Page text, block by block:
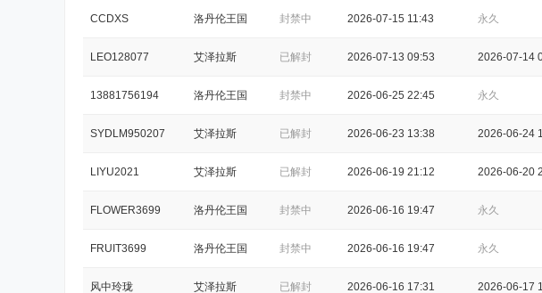
CCDXS 洛丹伦王国 封禁中 2026-07-15 11:43 永久
LEO128077 艾泽拉斯 已解封 2026-07-13 09:53 2026-07-14
13881756194 洛丹伦王国 封禁中 2026-06-25 22:45 永久
SYDLM950207 艾泽拉斯 已解封 2026-06-23 13:38 2026-06-24
LIYU2021 艾泽拉斯 已解封 2026-06-19 21:12 2026-06-20
FLOWER3699 洛丹伦王国 封禁中 2026-06-16 19:47 永久
FRUIT3699 洛丹伦王国 封禁中 2026-06-16 19:47 永久
风中玲珑 艾泽拉斯 已解封 2026-06-16 17:31 2026-06-17